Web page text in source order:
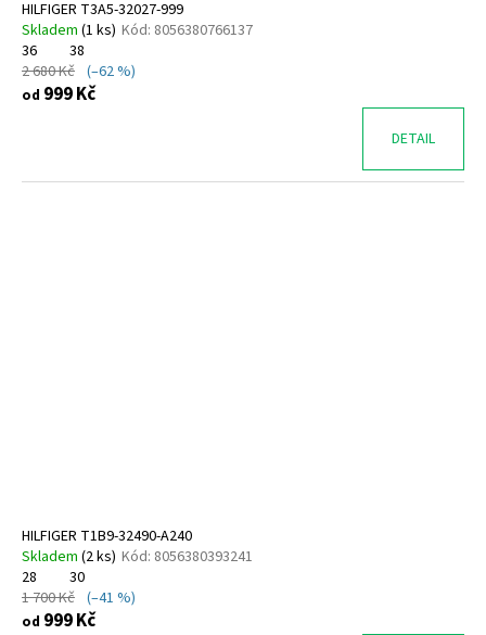
HILFIGER T3A5-32027-999
Skladem (1 ks) Kód: 8056380766137
36
38
2 680 Kč (–62 %)
od 999 Kč
DETAIL
HILFIGER T1B9-32490-A240
Skladem (2 ks) Kód: 8056380393241
28
30
1 700 Kč (–41 %)
od 999 Kč